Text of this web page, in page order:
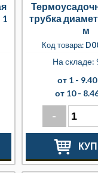
трубка
м
Код товара:
На складе:
от 1 -
от 10 -
-